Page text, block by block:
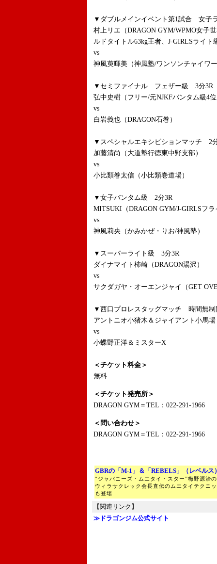
▼ダブルメインイベント第1試合 女
村上リエ（DRAGON GYM/WPMO女子
ルドタイトル63kg王者、J-GIRLSライト
vs
神風萸暉美（神風塾/ワンソンチャイワ
▼セミファイナル フェザー級 3分3R
弘中史樹（フリー/元NJKFバンタム級4
vs
白岩義也（DRAGON石巻）
▼スペシャルエキシビションマッチ 2
加藤清尚（大道塾行徳東中野支部）
vs
小比類巻太信（小比類巻道場）
▼女子バンタム級 2分3R
MITSUKI（DRAGON GYM/J-GIRLSフラ
vs
神風莉央（かみかぜ・りお/神風塾）
▼スーパーライト級 3分3R
ダイナマイト柿崎（DRAGON湯沢）
vs
サクダガヤ・オーエンジャイ（GET
▼西口プロレスタッグマッチ 時間無制
アントニオ小猪木＆ジャイアント小馬場
vs
小蝶野正洋＆ミスターX
＜チケット料金＞
無料
＜チケット発売所＞
DRAGON GYM＝TEL：022-291-1966
＜問い合わせ＞
DRAGON GYM＝TEL：022-291-1966
GBRの「M-1」＆「REBELS」（レベルス
“ジャパニーズ・ムエタイ・スター”梅野源治
ウィラサクレック会長直伝のムエタイテクニ
も登場
【関連リンク】
≫ドラゴンジム公式サイト